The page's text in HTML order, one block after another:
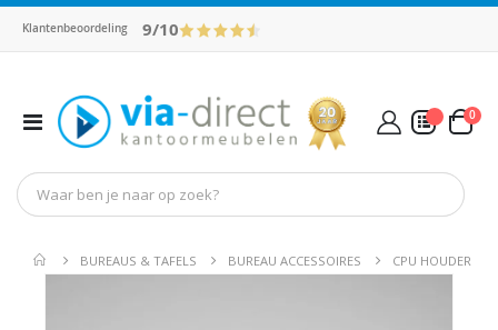
Klantenbeoordeling 9/10
Toggle
Nav
Cart
0
BUREAUS & TAFELS BUREAU ACCESSOIRES CPU HOUDER